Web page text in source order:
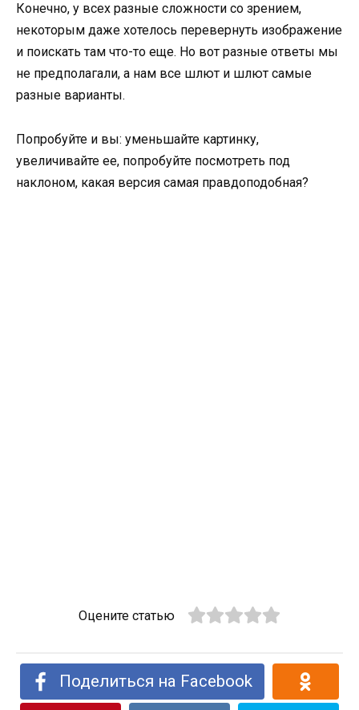
Конечно, у всех разные сложности со зрением,
некоторым даже хотелось перевернуть изображение
и поискать там что-то еще. Но вот разные ответы мы
не предполагали, а нам все шлют и шлют самые
разные варианты.
Попробуйте и вы: уменьшайте картинку,
увеличивайте ее, попробуйте посмотреть под
наклоном, какая версия самая правдоподобная?
Оцените статью
Поделиться на Facebook